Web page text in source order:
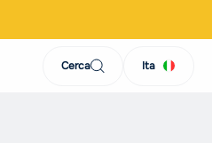
Cerca Ita